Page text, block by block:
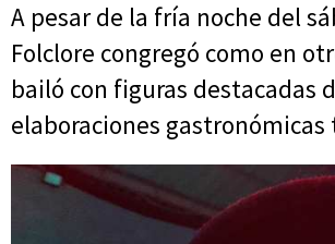
A pesar de la fría noche del
Folclore congregó como en
bailó con figuras destacadas
elaboraciones